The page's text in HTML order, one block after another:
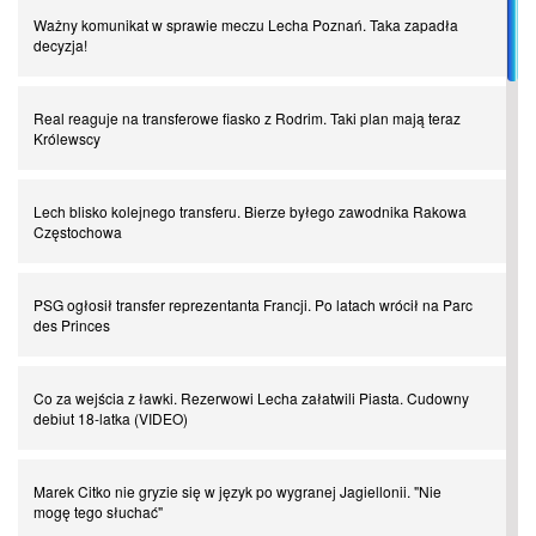
Czar z Czarnego Lądu, czyli Pep Guardiola kontra Afryka
Powrót do Ekstraklasy. Kolejny sen Miedzi Legnica
Ważny komunikat w sprawie meczu Lecha Poznań. Taka zapadła
decyzja!
Real reaguje na transferowe fiasko z Rodrim. Taki plan mają teraz
Królewscy
Lech blisko kolejnego transferu. Bierze byłego zawodnika Rakowa
Częstochowa
PSG ogłosił transfer reprezentanta Francji. Po latach wrócił na Parc
des Princes
Co za wejścia z ławki. Rezerwowi Lecha załatwili Piasta. Cudowny
debiut 18-latka (VIDEO)
Marek Citko nie gryzie się w język po wygranej Jagiellonii. "Nie
mogę tego słuchać"